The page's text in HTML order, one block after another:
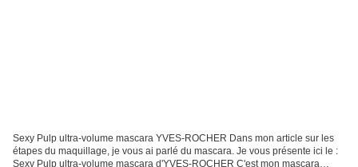
Sexy Pulp ultra-volume mascara YVES-ROCHER Dans mon article sur les
étapes du maquillage, je vous ai parlé du mascara. Je vous présente ici le :
Sexy Pulp ultra-volume mascara d'YVES-ROCHER C'est mon mascara